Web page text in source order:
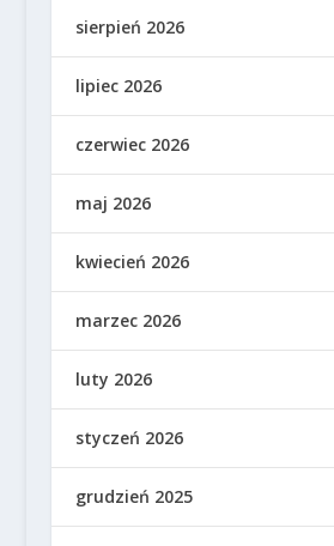
sierpień 2026
lipiec 2026
czerwiec 2026
maj 2026
kwiecień 2026
marzec 2026
luty 2026
styczeń 2026
grudzień 2025